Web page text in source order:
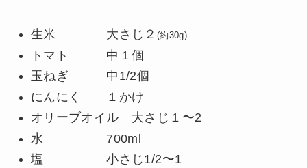
生米 大さじ２ (約30g)
トマト 中１個
玉ねぎ 中1/2個
にんにく １かけ
オリーブオイル 大さじ１〜2
水 700ml
塩 小さじ1/2〜1